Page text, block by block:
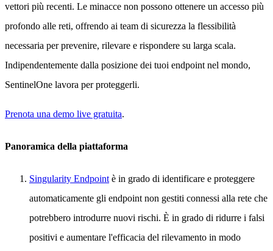
vettori più recenti. Le minacce non possono ottenere un accesso più
profondo alle reti, offrendo ai team di sicurezza la flessibilità
necessaria per prevenire, rilevare e rispondere su larga scala.
Indipendentemente dalla posizione dei tuoi endpoint nel mondo,
SentinelOne lavora per proteggerli.
Prenota una demo live gratuita.
Panoramica della piattaforma
Singularity Endpoint è in grado di identificare e proteggere
automaticamente gli endpoint non gestiti connessi alla rete che
potrebbero introdurre nuovi rischi. È in grado di ridurre i falsi
positivi e aumentare l'efficacia del rilevamento in modo